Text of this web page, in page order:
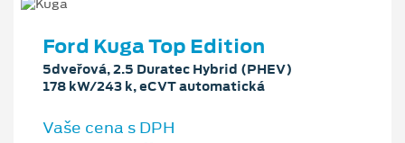
Ford Kuga Top Edition
5dveřová, 2.5 Duratec Hybrid (PHEV)
178 kW/243 k, eCVT automatická
Vaše cena s DPH